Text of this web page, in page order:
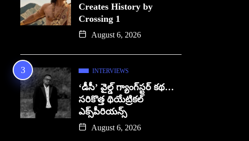
Creates History by
Crossing 1
August 6, 2026
INTERVIEWS
‘డీసీ’ వైల్డ్ గ్యాంగ్‌స్టర్ కథ…
సరికొత్త థియేట్రికల్
ఎక్స్‌పీరియన్స్
August 6, 2026